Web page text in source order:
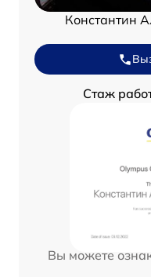
Константин
Стаж
Вы можете